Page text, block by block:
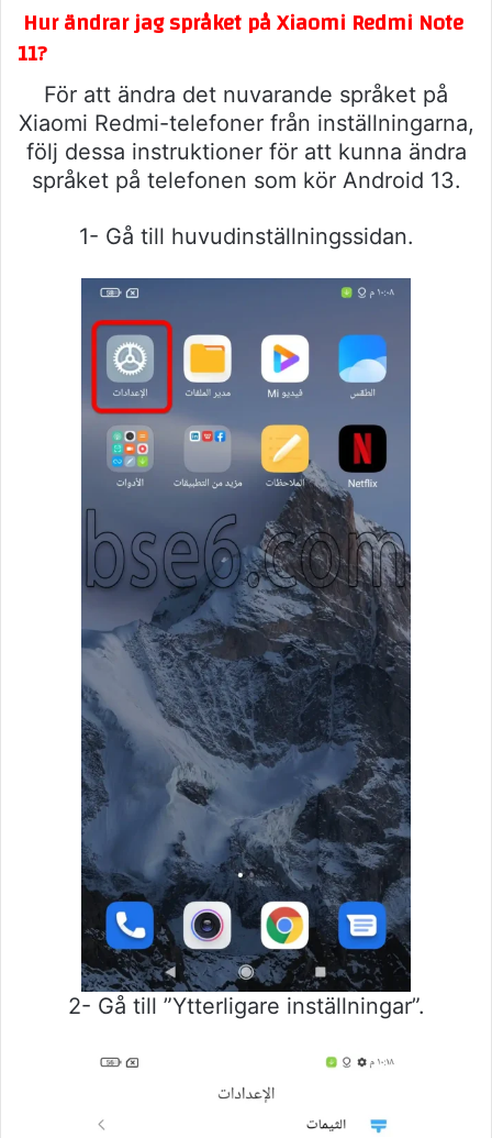
Hur ändrar jag språket på Xiaomi Redmi Note
11?
För att ändra det nuvarande språket på
Xiaomi Redmi-telefoner från inställningarna,
följ dessa instruktioner för att kunna ändra
språket på telefonen som kör Android 13.
1- Gå till huvudinställningssidan.
2- Gå till ”Ytterligare inställningar”.